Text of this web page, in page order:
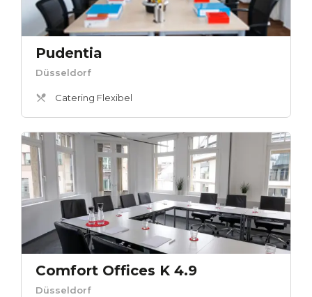
Pudentia
Düsseldorf
Catering Flexibel
Comfort Offices K 4.9
Düsseldorf